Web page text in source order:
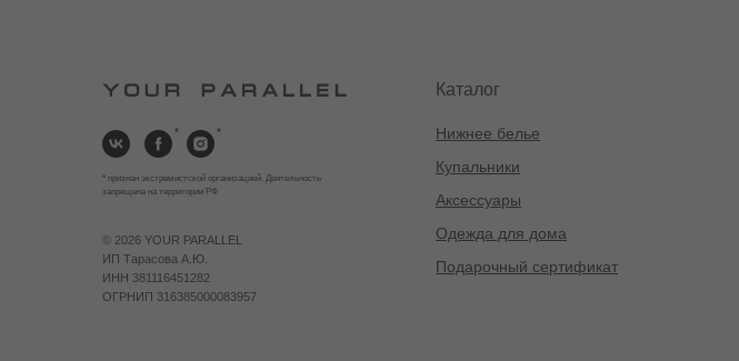
Каталог
Нижнее белье
Купальники
Аксессуары
Одежда для дома
Подарочный сертификат
© 2026 YOUR PARALLEL
ИП Тарасова А.Ю.
ИНН 381116451282
ОГРНИП 316385000083957
* признан экстремистской организацией. Деятельность
запрещена на территории РФ
* *